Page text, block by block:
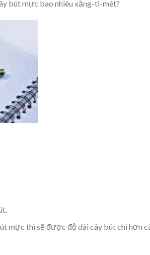
bút mực bao nhiêu xăng-ti-mét?
mực thì sẽ được độ dài cây bút chì hơn